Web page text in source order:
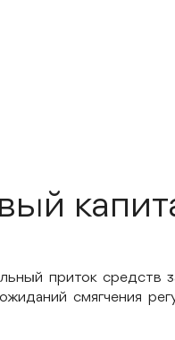
приток средств
смягчения